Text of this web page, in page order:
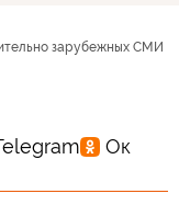
зарубежных СМИ